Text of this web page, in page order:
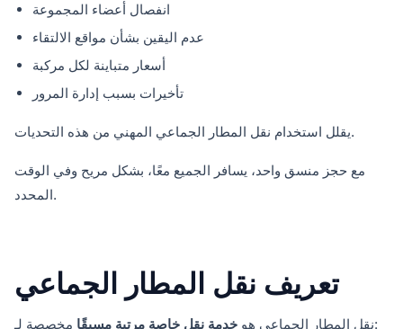
انفصال أعضاء المجموعة
عدم اليقين بشأن مواقع الالتقاء
أسعار متباينة لكل مركبة
تأخيرات بسبب إدارة المرور
يقلل استخدام نقل المطار الجماعي المهني من هذه التحديات.
مع حجز منسق واحد، يسافر الجميع معًا، بشكل مريح وفي الوقت
المحدد.
تعريف نقل المطار الجماعي
نقل المطار الجماعي هو خدمة نقل خاصة مرتبة مسبقًا مخصصة لـ: